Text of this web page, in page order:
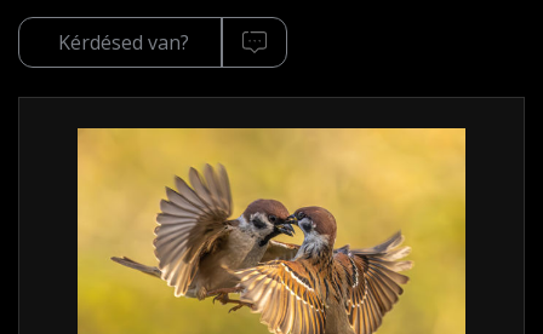
Kérdésed van?